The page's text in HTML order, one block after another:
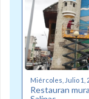
Miércoles, Julio 1,
Restauran